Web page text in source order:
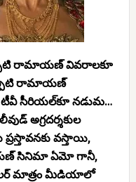
రామాయణ్ వివరాలకూ
రామాయణ్
సీరియల్‌కూ నడుమ…
అగ్రదర్శకుల
వస్తాయి,
సినిమా ఏమో గానీ,
మాత్రం మీడియాలో